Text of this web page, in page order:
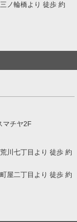
ノ輪橋より 徒歩 約
マチヤ2F
川七丁目より 徒歩 約
屋二丁目より 徒歩 約